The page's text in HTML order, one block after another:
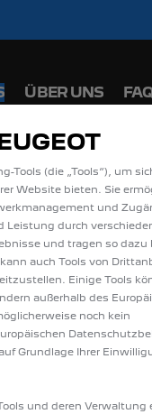
ÜBER UNS
Tools (die „Tools“), um
Website bieten. Sie
und
Leistung durch
und tragen so dazu
auch Tools von
Einige Tools
außerhalb des
noch kein
Grundlage Ihrer
und deren Verwaltung